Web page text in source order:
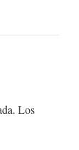
Los